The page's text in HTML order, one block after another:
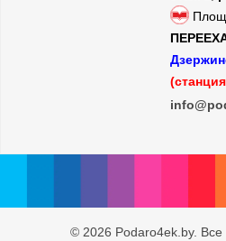
© 2026 Podaro4ek.by.